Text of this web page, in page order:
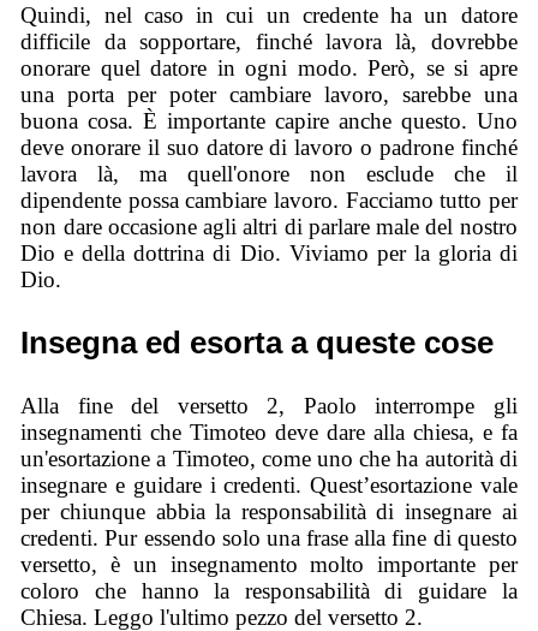
Quindi, nel caso in cui un credente ha un datore
difficile da sopportare, finché lavora là, dovrebbe
onorare quel datore in ogni modo. Però, se si apre
una porta per poter cambiare lavoro, sarebbe una
buona cosa. È importante capire anche questo. Uno
deve onorare il suo datore di lavoro o padrone finché
lavora là, ma quell'onore non esclude che il
dipendente possa cambiare lavoro. Facciamo tutto per
non dare occasione agli altri di parlare male del nostro
Dio e della dottrina di Dio. Viviamo per la gloria di
Dio.
Insegna ed esorta a queste cose
Alla fine del versetto 2, Paolo interrompe gli
insegnamenti che Timoteo deve dare alla chiesa, e fa
un'esortazione a Timoteo, come uno che ha autorità di
insegnare e guidare i credenti. Quest’esortazione vale
per chiunque abbia la responsabilità di insegnare ai
credenti. Pur essendo solo una frase alla fine di questo
versetto, è un insegnamento molto importante per
coloro che hanno la responsabilità di guidare la
Chiesa. Leggo l'ultimo pezzo del versetto 2.